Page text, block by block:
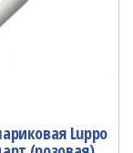
Luppo